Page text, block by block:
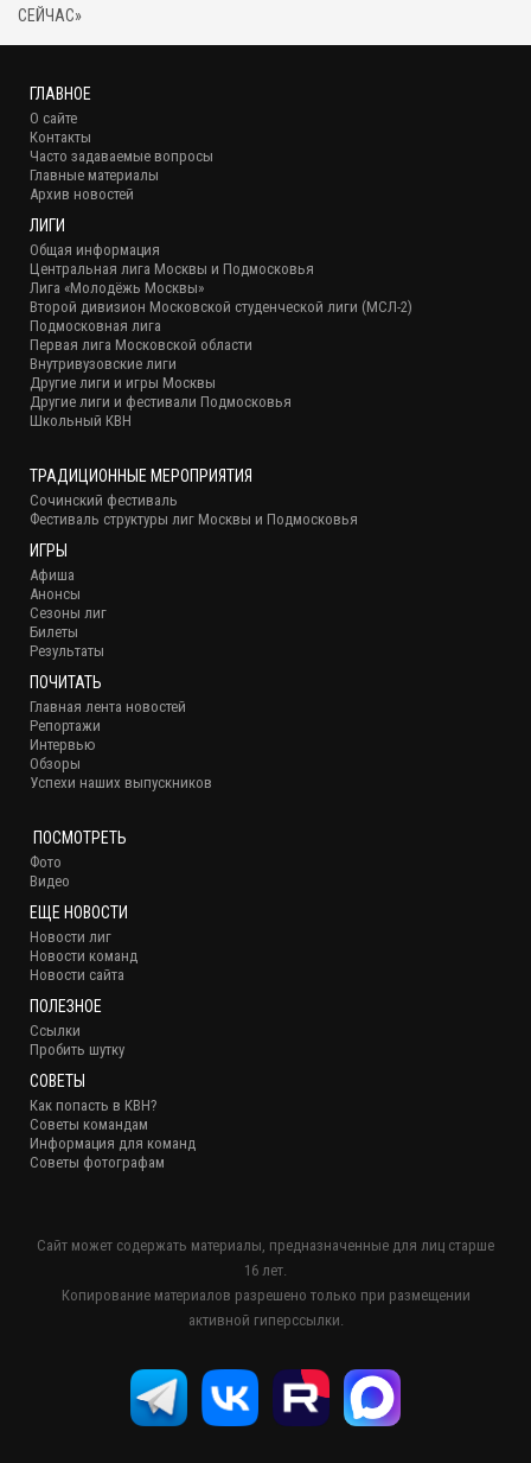
СЕЙЧАС»
ГЛАВНОЕ
О сайте
Контакты
Часто задаваемые вопросы
Главные материалы
Архив новостей
ЛИГИ
Общая информация
Центральная лига Москвы и Подмосковья
Лига «Молодёжь Москвы»
Второй дивизион Московской студенческой лиги (МСЛ-2)
Подмосковная лига
Первая лига Московской области
Внутривузовские лиги
Другие лиги и игры Москвы
Другие лиги и фестивали Подмосковья
Школьный КВН
ТРАДИЦИОННЫЕ МЕРОПРИЯТИЯ
Сочинский фестиваль
Фестиваль структуры лиг Москвы и Подмосковья
ИГРЫ
Афиша
Анонсы
Сезоны лиг
Билеты
Результаты
ПОЧИТАТЬ
Главная лента новостей
Репортажи
Интервью
Обзоры
Успехи наших выпускников
ПОСМОТРЕТЬ
Фото
Видео
ЕЩЕ НОВОСТИ
Новости лиг
Новости команд
Новости сайта
ПОЛЕЗНОЕ
Ссылки
Пробить шутку
СОВЕТЫ
Как попасть в КВН?
Советы командам
Информация для команд
Советы фотографам
Сайт может содержать материалы, предназначенные для лиц старше
16 лет.
Копирование материалов разрешено только при размещении
активной гиперссылки.